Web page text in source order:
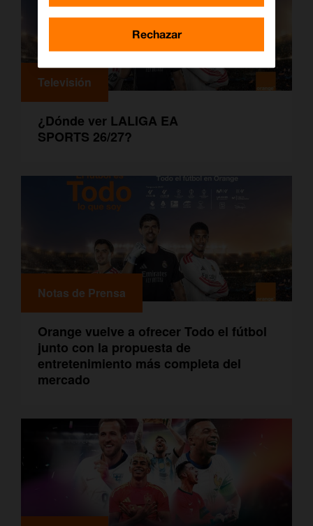
Televisión
¿Dónde ver LALIGA EA
SPORTS 26/27?
Notas de Prensa
Orange vuelve a ofrecer Todo el fútbol
junto con la propuesta de
entretenimiento más completa del
mercado
Rechazar